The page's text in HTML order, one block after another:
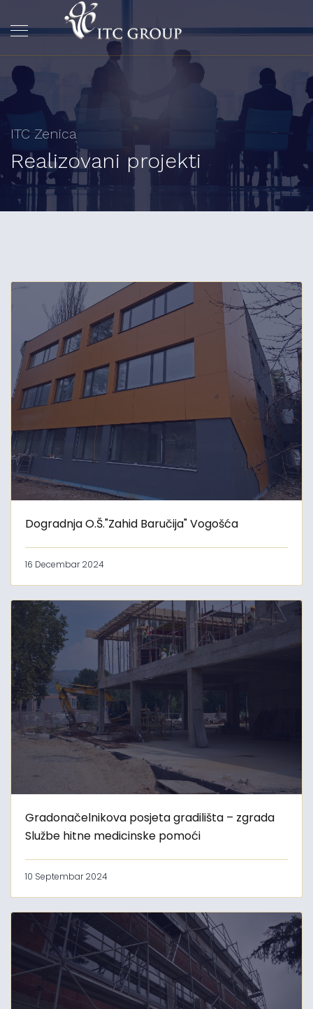
ITC Zenica
Realizovani projekti
Dogradnja O.Š."Zahid Baručija" Vogošća
16 Decembar 2024
Gradonačelnikova posjeta gradilišta – zgrada
Službe hitne medicinske pomoći
10 Septembar 2024